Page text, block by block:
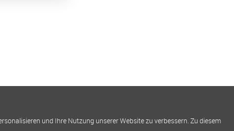
und Ihre Nutzung unserer Website zu verbessern. Zu diesem